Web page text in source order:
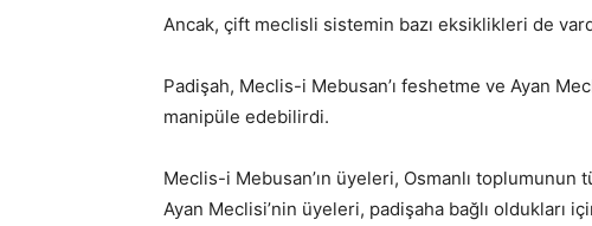
Ancak, çift meclisli sistemin bazı eksiklikleri de
Padişah, Meclis-i Mebusan’ı feshetme ve Ayan
manipüle edebilirdi.
Meclis-i Mebusan’ın üyeleri, Osmanlı
Ayan Meclisi’nin üyeleri, padişaha bağlı oldukları